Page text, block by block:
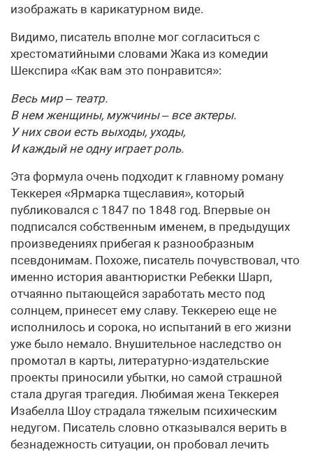
изображать в карикатурном виде.
Видимо, писатель вполне мог согласиться с
хрестоматийными словами Жака из комедии
Шекспира «Как вам это понравится»:
Весь мир – театр.
В нем женщины, мужчины – все актеры.
У них свои есть выходы, уходы,
И каждый не одну играет роль.
Эта формула очень подходит к главному роману
Теккерея «Ярмарка тщеславия», который
публиковался с 1847 по 1848 год. Впервые он
подписался собственным именем, в предыдущих
произведениях прибегая к разнообразным
псевдонимам. Похоже, писатель почувствовал, что
именно история авантюристки Ребекки Шарп,
отчаянно пытающейся заработать место под
солнцем, принесет ему славу. Теккерею еще не
исполнилось и сорока, но испытаний в его жизни
уже было немало. Внушительное наследство он
промотал в карты, литературно-издательские
проекты приносили убытки, но самой страшной
стала другая трагедия. Любимая жена Теккерея
Изабелла Шоу страдала тяжелым психическим
недугом. Писатель словно отказывался верить в
безнадежность ситуации, он пробовал лечить